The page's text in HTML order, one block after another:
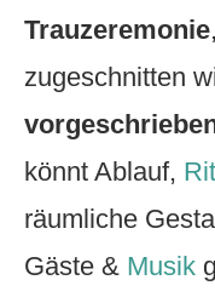
Trauzeremonie
zugeschnitten
könnt Ablauf,
räumliche
Gäste & Musik